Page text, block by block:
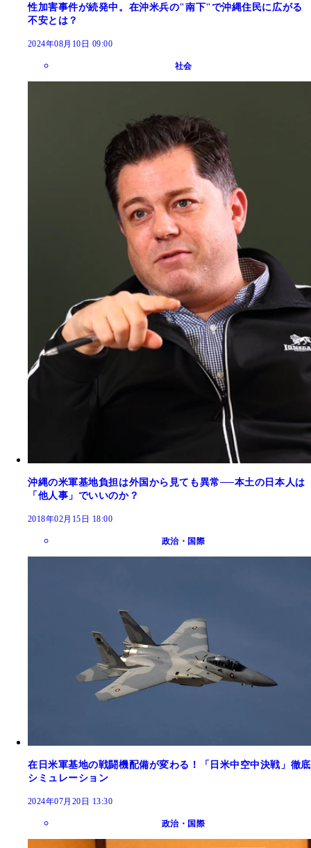
性加害事件が続発中。在沖米兵の"南下"で沖縄住民に広がる
不安とは？
2024年08月10日 09:00
社会
沖縄の米軍基地負担は外国から見ても異常──本土の日本人は
「他人事」でいいのか？
2018年02月15日 18:00
政治・国際
在日米軍基地の戦闘機配備が変わる！「日米中空中決戦」徹底
シミュレーション
2024年07月20日 13:30
政治・国際